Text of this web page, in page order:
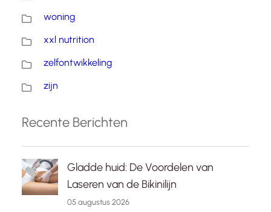
woning
xxl nutrition
zelfontwikkeling
zijn
Recente Berichten
Gladde huid: De Voordelen van
Laseren van de Bikinilijn
05 augustus 2026